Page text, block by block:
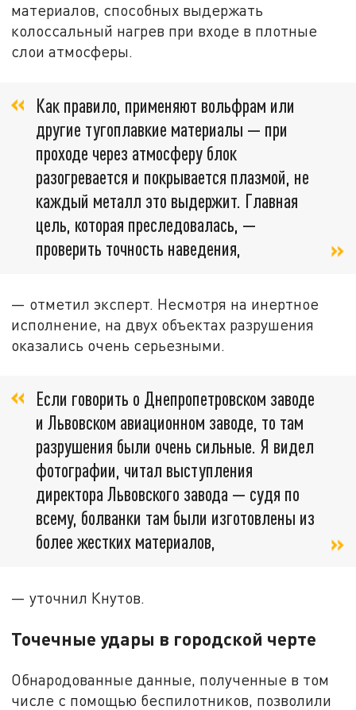
материалов, способных выдержать
колоссальный нагрев при входе в плотные
слои атмосферы.
Как правило, применяют вольфрам или
другие тугоплавкие материалы — при
проходе через атмосферу блок
разогревается и покрывается плазмой, не
каждый металл это выдержит. Главная
цель, которая преследовалась, —
проверить точность наведения,
— отметил эксперт. Несмотря на инертное
исполнение, на двух объектах разрушения
оказались очень серьезными.
Если говорить о Днепропетровском заводе
и Львовском авиационном заводе, то там
разрушения были очень сильные. Я видел
фотографии, читал выступления
директора Львовского завода — судя по
всему, болванки там были изготовлены из
более жестких материалов,
— уточнил Кнутов.
Точечные удары в городской черте
Обнародованные данные, полученные в том
числе с помощью беспилотников, позволили